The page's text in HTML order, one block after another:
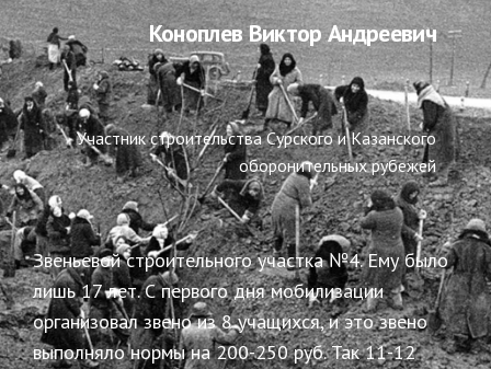
Коноплев Виктор Андреевич
Участник строительства Сурского и Казанского
оборонительных рубежей
Звеньевой строительного участка №4. Ему было
лишь 17 лет. С первого дня мобилизации
организовал звено из 8 учащихся, и это звено
выполняло нормы на 200-250 руб. Так 11-12